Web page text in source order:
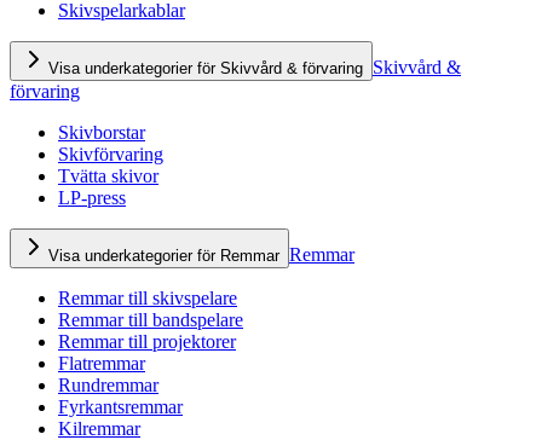
Skivspelarkablar
Visa underkategorier för Skivvård & förvaring Skivvård &
förvaring
Skivborstar
Skivförvaring
Tvätta skivor
LP-press
Visa underkategorier för Remmar Remmar
Remmar till skivspelare
Remmar till bandspelare
Remmar till projektorer
Flatremmar
Rundremmar
Fyrkantsremmar
Kilremmar